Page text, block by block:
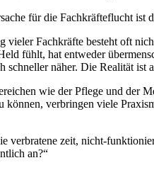
für die Fachkräfteflucht ist
vieler Fachkräfte besteht oft
fühlt, hat entweder
schneller näher. Die Realität ist
wie der Pflege und der
können, verbringen viele
verbratene zeit, nicht-
an?“